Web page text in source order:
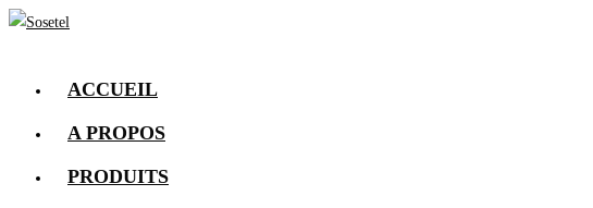
ACCUEIL
A PROPOS
PRODUITS